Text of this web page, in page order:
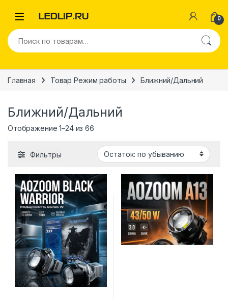
0
Искать:
Главная Товар Режим работы Ближний/Дальний
Ближний/Дальний
Отображение 1–24 из 66
Фильтры